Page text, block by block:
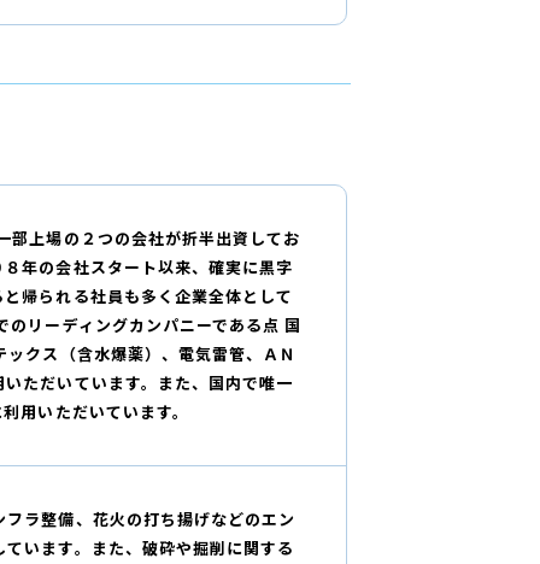
部上場の２つの会社が折半出資してお
年の会社スタート以来、確実に黒字
帰られる社員も多く企業全体として
のリーディングカンパニーである点 国
クス（含水爆薬）、電気雷管、ＡＮ
ただいています。また、国内で唯一
用いただいています。
ラ整備、花火の打ち揚げなどのエン
います。また、破砕や掘削に関する